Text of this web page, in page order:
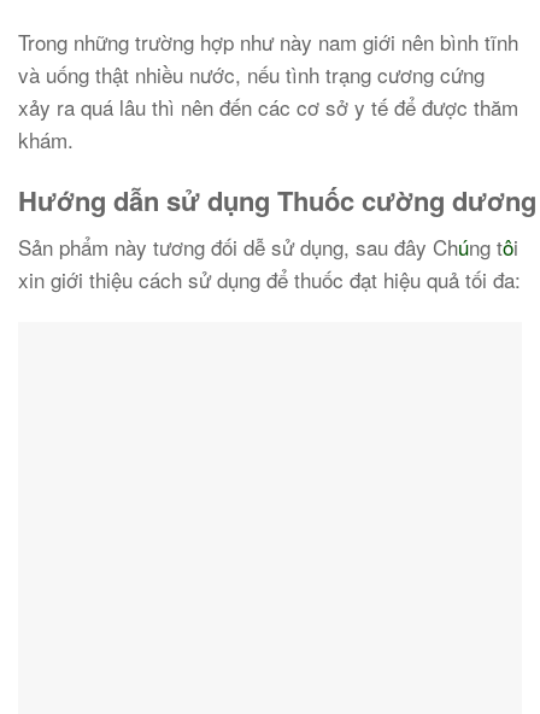
Trong những trường hợp như này nam giới nên bình tĩnh
và uống thật nhiều nước, nếu tình trạng cương cứng
xảy ra quá lâu thì nên đến các cơ sở y tế để được thăm
khám.
Hướng dẫn sử dụng Thuốc cường dương
Sản phẩm này tương đối dễ sử dụng, sau đây Chúng tôi
xin giới thiệu cách sử dụng để thuốc đạt hiệu quả tối đa: